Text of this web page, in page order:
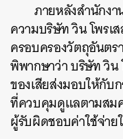
ภายหลังสำนักงา
ความบริษัท วิน โพรเ
ครอบครองวัตถุอันต
พิพากษาว่า บริษัท วิน
ของเสียส่งมอบให้กับ
ที่ควบคุมดูแลตามสม
ผู้รับผิดชอบค่าใช้จ่าย